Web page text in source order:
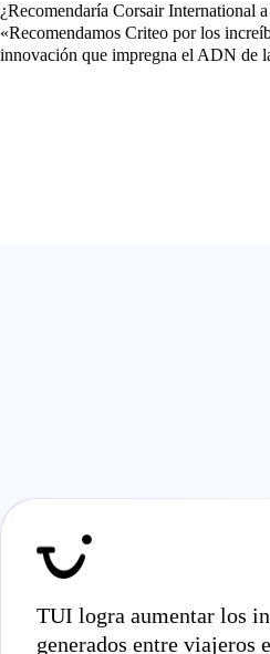
¿Recomendaría Corsair International
«Recomendamos Criteo por los
innovación que impregna el ADN de
TUI logra aumentar los
generados entre viajeros